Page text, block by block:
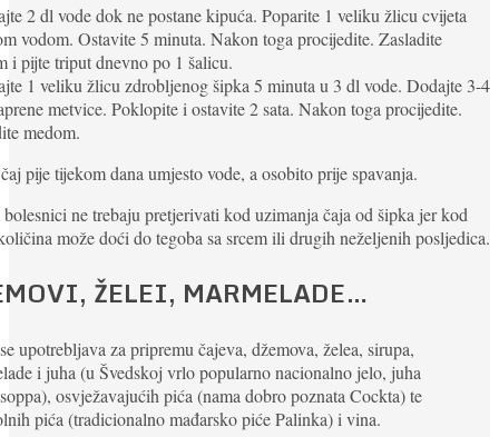
2 dl vode dok ne postane kipuća. Poparite 1 veliku žlicu cvijeta
vodom. Ostavite 5 minuta. Nakon toga procijedite. Zasladite
i pijte triput dnevno po 1 šalicu.
1 veliku žlicu zdrobljenog šipka 5 minuta u 3 dl vode. Dodajte 3-4
metvice. Poklopite i ostavite 2 sata. Nakon toga procijedite.
medom.
pije tijekom dana umjesto vode, a osobito prije spavanja.
bolesnici ne trebaju pretjerivati kod uzimanja čaja od šipka jer kod
može doći do tegoba sa srcem ili drugih neželjenih posljedica.
ŽELEI, MARMELADE…
upotrebljava za pripremu čajeva, džemova, želea, sirupa,
i juha (u Švedskoj vrlo popularno nacionalno jelo, juha
osvježavajućih pića (nama dobro poznata Cockta) te
pića (tradicionalno mađarsko piće Palinka) i vina.